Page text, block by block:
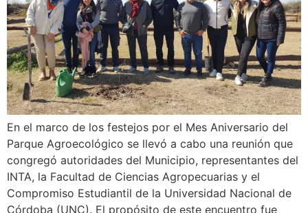
En el marco de los festejos por el Mes Aniversario del
Parque Agroecológico se llevó a cabo una reunión que
congregó autoridades del Municipio, representantes del
INTA, la Facultad de Ciencias Agropecuarias y el
Compromiso Estudiantil de la Universidad Nacional de
Córdoba (UNC). El propósito de este encuentro fue